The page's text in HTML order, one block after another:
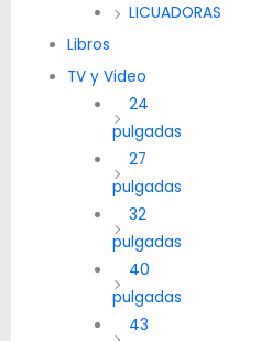
LICUADORAS
Libros
TV y Video
24
pulgadas
27
pulgadas
32
pulgadas
40
pulgadas
43